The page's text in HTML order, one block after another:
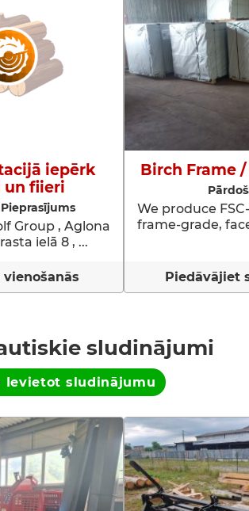
iepērk
un fiieri
Group , Aglona
ielā 8 , ...
vienošanās
Birch Frame /
We produce
frame-grade,
Piedāvājiet
sludinājumi
Ievietot sludinājumu